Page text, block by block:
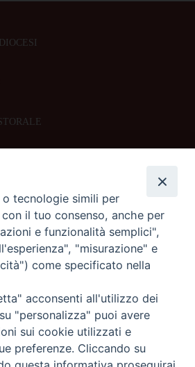
ORE
tecnologie simili per
il tuo consenso, anche per
e funzionalità semplici",
"misurazione" e
come specificato nella
acconsenti all'utilizzo dei
"personalizza" puoi avere
sui cookie utilizzati e
preferenze. Cliccando su